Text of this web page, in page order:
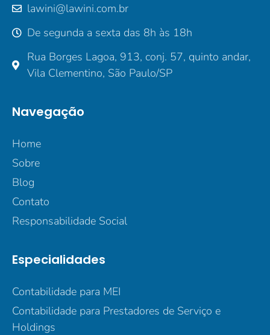
lawini@lawini.com.br
De segunda a sexta das 8h às 18h
Rua Borges Lagoa, 913, conj. 57, quinto andar,
Vila Clementino, São Paulo/SP
Navegação
Home
Sobre
Blog
Contato
Responsabilidade Social
Especialidades
Contabilidade para MEI
Contabilidade para Prestadores de Serviço e
Holdings